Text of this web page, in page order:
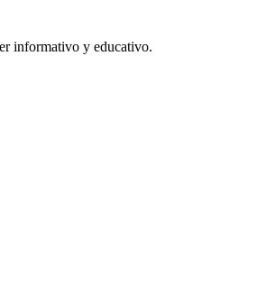
informativo y educativo.